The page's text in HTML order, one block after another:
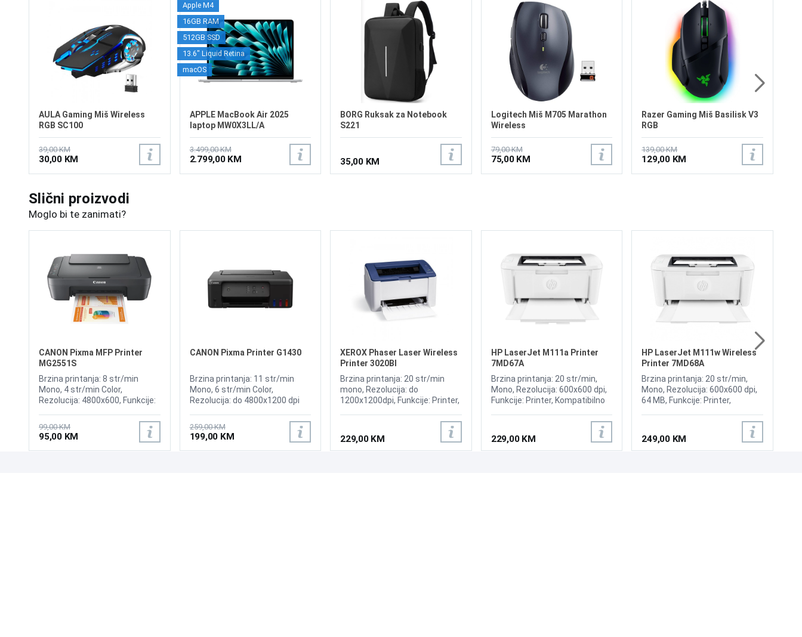
AULA Gaming Miš Wireless
RGB SC100
39,00 KM
30,00 KM
Apple M4
16GB RAM
512GB SSD
13.6" Liquid Retina
macOS
APPLE MacBook Air 2025
laptop MW0X3LL/A
3.499,00 KM
2.799,00 KM
BORG Ruksak za Notebook
S221
35,00 KM
Logitech Miš M705 Marathon
Wireless
79,00 KM
75,00 KM
Razer Gaming Miš Basilisk V3
RGB
139,00 KM
129,00 KM
Slični proizvodi
Moglo bi te zanimati?
CANON Pixma MFP Printer
MG2551S
Brzina printanja: 8 str/min
Mono, 4 str/min Color,
Rezolucija: 4800x600, Funkcije:
99,00 KM
95,00 KM
CANON Pixma Printer G1430
Brzina printanja: 11 str/min
Mono, 6 str/min Color,
Rezolucija: do 4800x1200 dpi
259,00 KM
199,00 KM
XEROX Phaser Laser Wireless
Printer 3020BI
Brzina printanja: 20 str/min
mono, Rezolucija: do
1200x1200dpi, Funkcije: Printer,
Podržava Google CloudPrint,
229,00 KM
HP LaserJet M111a Printer
7MD67A
Brzina printanja: 20 str/min,
Mono, Rezolucija: 600x600 dpi,
Funkcije: Printer, Kompatibilno
229,00 KM
HP LaserJet M111w Wireless
Printer 7MD68A
Brzina printanja: 20 str/min,
Mono, Rezolucija: 600x600 dpi,
64 MB, Funkcije: Printer,
249,00 KM